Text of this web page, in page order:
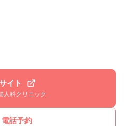
イト
人科クリニック
電話予約